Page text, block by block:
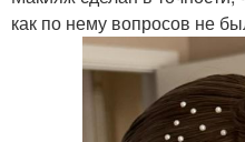
как по нему вопросов не